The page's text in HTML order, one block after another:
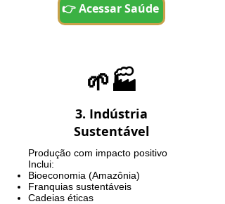
👉 Acessar Saúde
🌱🏭
3. Indústria
Sustentável
Produção com impacto positivo
Inclui:
Bioeconomia (Amazônia)
Franquias sustentáveis
Cadeias éticas